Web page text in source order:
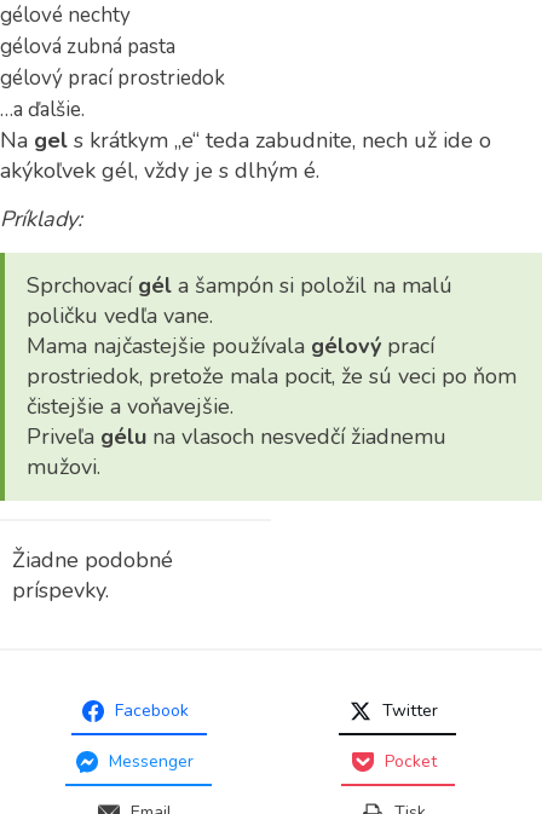
gélové nechty
gélová zubná pasta
gélový prací prostriedok
…a ďalšie.
Na gel s krátkym „e“ teda zabudnite, nech už ide o
akýkoľvek gél, vždy je s dlhým é.
Príklady:
Sprchovací gél a šampón si položil na malú
poličku vedľa vane.
Mama najčastejšie používala gélový prací
prostriedok, pretože mala pocit, že sú veci po ňom
čistejšie a voňavejšie.
Priveľa gélu na vlasoch nesvedčí žiadnemu
mužovi.
Žiadne podobné
príspevky.
Facebook Twitter
Messenger Pocket